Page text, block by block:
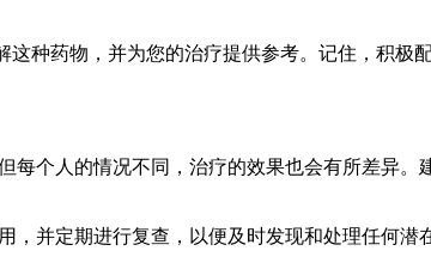
种药物，并为您的治疗提供参考。记住，积极
个人的情况不同，治疗的效果也会有所差异。
并定期进行复查，以便及时发现和处理任何潜